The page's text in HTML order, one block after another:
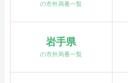
の市外局番一覧
岩手県
の市外局番一覧